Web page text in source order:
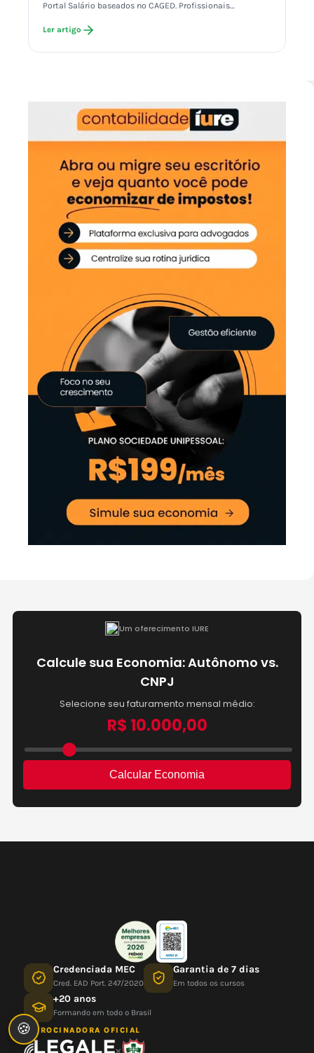
Portal Salário baseados no CAGED. Profissionais…
Ler artigo
Credenciada MEC
Cred. EAD Port. 247/2020
Garantia de 7 dias
Em todos os cursos
+20 anos
Formando em todo o Brasil
PATROCINADORA OFICIAL
🍪